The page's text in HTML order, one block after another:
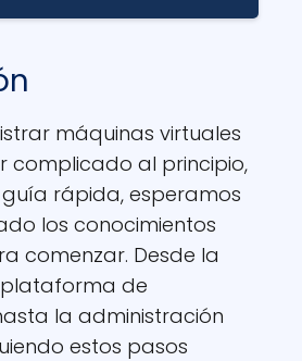
máquinas virtuales
complicado al principio,
rápida, esperamos
los conocimientos
comenzar. Desde la
de
la administración
estos pasos